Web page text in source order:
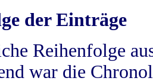
der Einträge
Reihenfolge
war die